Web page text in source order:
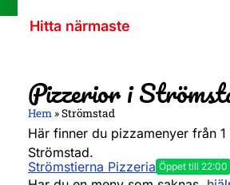
Hitta närmaste
Pizzerior i
Hem »Strömstad
Här finner du pizzamenyer från
Strömstad.
Strömstierna Pizzeria Öppet till 22:00
Måndag